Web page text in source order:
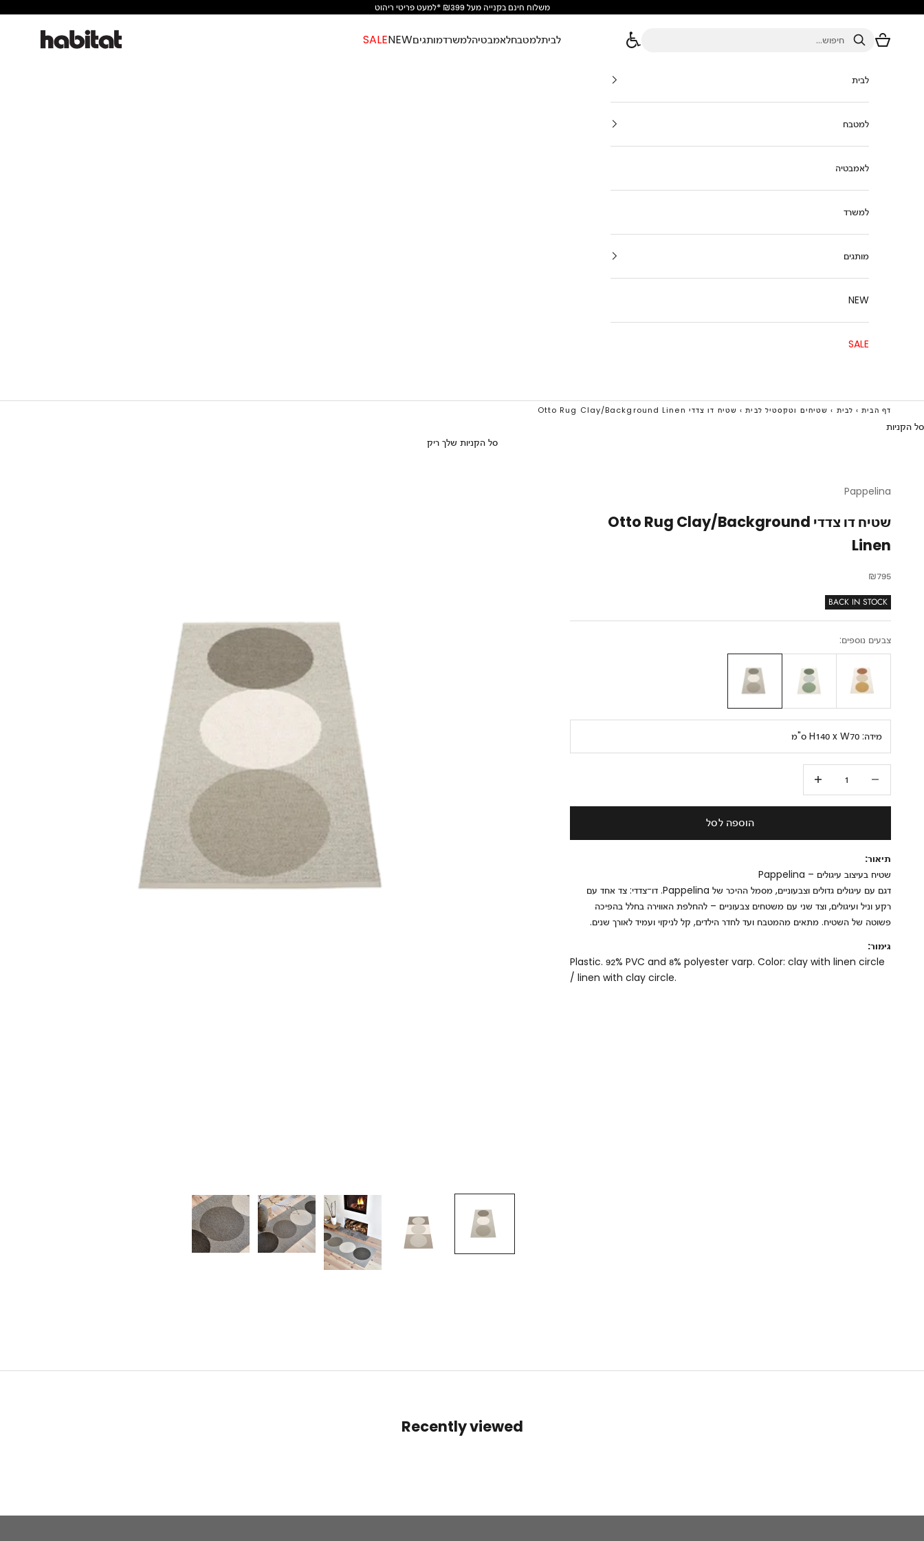
משלוח חינם בקנייה מעל ₪399 *למעט פריטי ריהוט
habitat online לביתלמטבחלאמבטיהלמשרדמותגיםNEW
SALE חיפוש
סל הקניות
לבית
למטבח
לאמבטיה
למשרד
מותגים
NEW
SALE
דף הבית › לבית › שטיחים וטקסטיל לבית › שטיח דו צדדי Otto Rug Clay/Background Linen
סל הקניות
סל הקניות שלך ריק
Pappelina
שטיח דו צדדי Otto Rug Clay/Background
Linen
מחיר מבצע
₪795
BACK IN STOCK
צבעים נוספים:
מידה: H140 x W70 ס"מ
הוספה לסל
תיאור:
שטיח בעיצוב עיגולים – Pappelina
דגם עם עיגולים גדולים וצבעוניים, מסמל ההיכר של Pappelina. דו־צדדי: צד אחד עם
רקע וניל ועיגולים, וצד שני עם משטחים צבעוניים – להחלפת האווירה בחלל בהפיכה
פשוטה של השטיח. מתאים מהמטבח ועד לחדר הילדים, קל לניקוי ועמיד לאורך שנים.
גימור:
Plastic. 92% PVC and 8% polyester varp. Color: clay with linen circle
/ linen with clay circle.
Recently viewed